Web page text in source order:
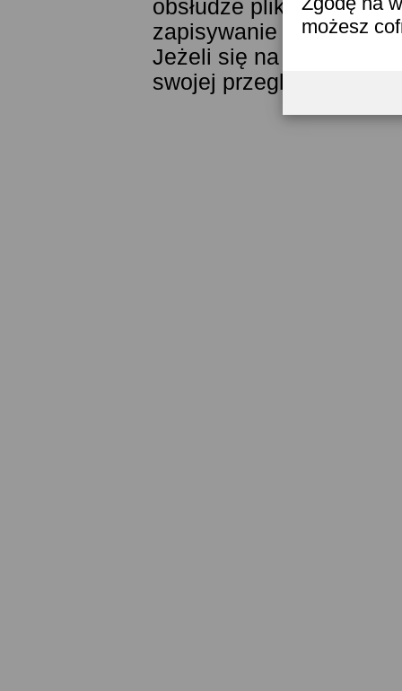
możesz
obsłudze plików
zapisywanie ich w
Jeżeli się na to nie
swojej przeglądarki.